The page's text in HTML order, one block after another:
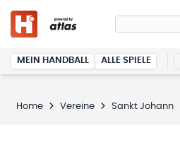
MEIN HANDBALL ALLE SPIELE
Home Vereine Sankt Johann